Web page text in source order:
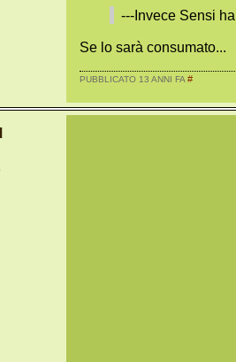
---Invece Sensi
Se lo sarà consumato...
PUBBLICATO 13 ANNI FA #